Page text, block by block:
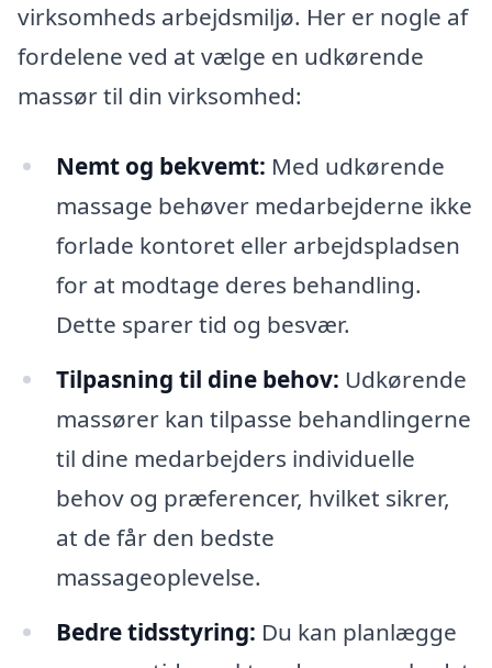
virksomheds arbejdsmiljø. Her er nogle af
fordelene ved at vælge en udkørende
massør til din virksomhed:
Nemt og bekvemt: Med udkørende
massage behøver medarbejderne ikke
forlade kontoret eller arbejdspladsen
for at modtage deres behandling.
Dette sparer tid og besvær.
Tilpasning til dine behov: Udkørende
massører kan tilpasse behandlingerne
til dine medarbejders individuelle
behov og præferencer, hvilket sikrer,
at de får den bedste
massageoplevelse.
Bedre tidsstyring: Du kan planlægge